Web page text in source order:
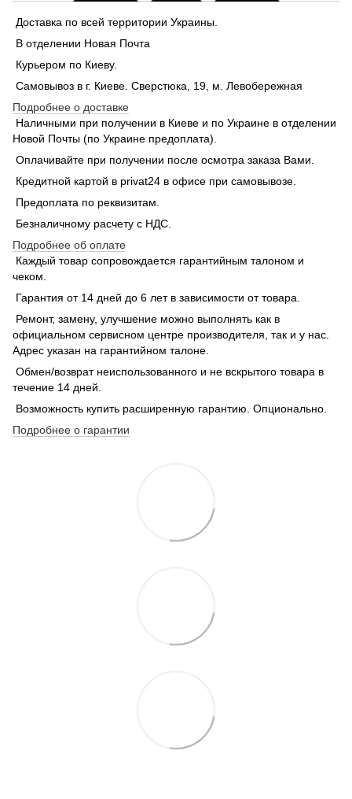
Доставка по всей территории Украины.
В отделении Новая Почта
Курьером по Киеву.
Самовывоз в г. Киеве. Сверстюка, 19, м. Левобережная
Подробнее о доставке
Наличными при получении в Киеве и по Украине в отделении
Новой Почты (по Украине предоплата).
Оплачивайте при получении после осмотра заказа Вами.
Кредитной картой в privat24 в офисе при самовывозе.
Предоплата по реквизитам.
Безналичному расчету с НДС.
Подробнее об оплате
Каждый товар сопровождается гарантийным талоном и
чеком.
Гарантия от 14 дней до 6 лет в зависимости от товара.
Ремонт, замену, улучшение можно выполнять как в
официальном сервисном центре производителя, так и у нас.
Адрес указан на гарантийном талоне.
Обмен/возврат неиспользованного и не вскрытого товара в
течение 14 дней.
Возможность купить расширенную гарантию. Опционально.
Подробнее о гарантии